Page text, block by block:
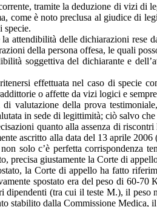
tramite la deduzione di vizi di
come è noto preclusa al giudice di
specie.
attendibilità delle dichiarazioni rese
della persona offesa, le quali
soggettiva del dichiarante e
effettuata nel caso di specie
o affette da vizi logici e
valutazione della prova
in sede di legittimità; ciò salvo
quanto alla assenza di
ascritto alla data del 13 aprile
solo c’è perfetta
precisa giustamente la Corte di
la Corte di appello ha fatto
spostato era del peso di 60-
dipendenti (tra cui il teste M.), il
stabilito dalla Commissione Medica,